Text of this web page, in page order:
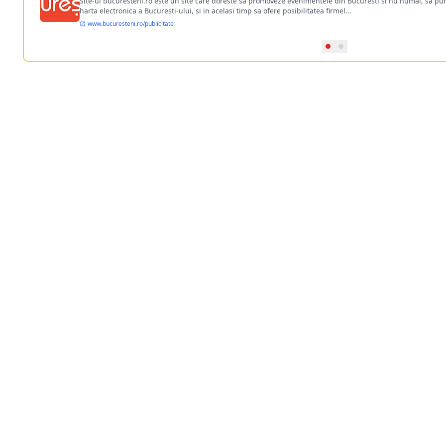
harta electronica a Bucuresti-ului, si in acelasi timp sa ofere posibilitatea firmel...
www.bucuresteni.ro/publicitate